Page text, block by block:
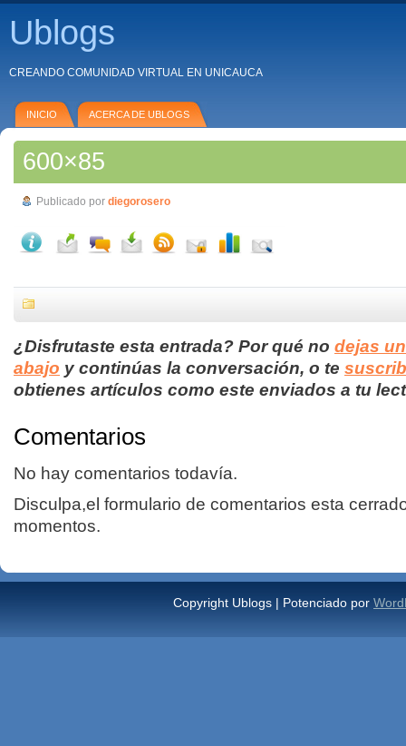
Ublogs
CREANDO COMUNIDAD VIRTUAL EN UNICAUCA
INICIO ACERCA DE UBLOGS
600×85
Publicado por diegorosero
¿Disfrutaste esta entrada? Por qué no dejas
abajo y continúas la conversación, o te
obtienes artículos como este enviados a tu
Comentarios
No hay comentarios todavía.
Disculpa,el formulario de comentarios esta
momentos.
Copyright Ublogs | Potenciado por